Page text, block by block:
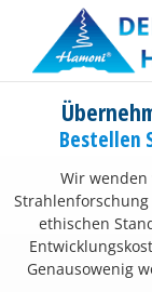
content
Bestellen
Wir
ethischen
Genausowenig